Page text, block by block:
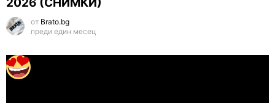
от Brato.bg
преди един месец